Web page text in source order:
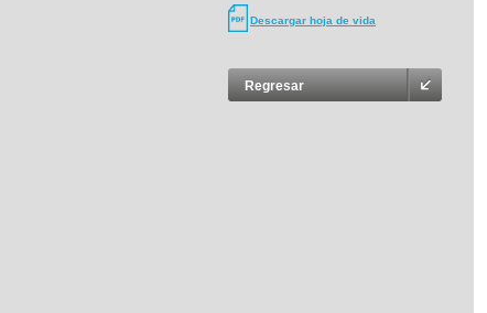
Descargar hoja de vida
Regresar